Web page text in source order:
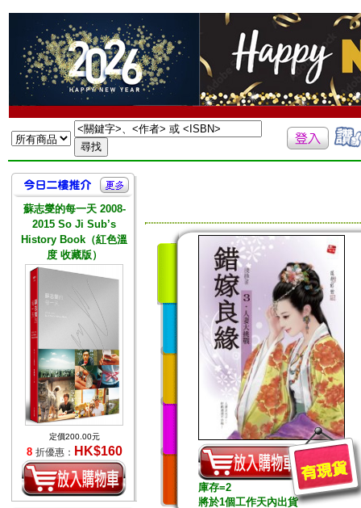
蘇志燮的每一天 2008-
2015 So Ji Sub’s
History Book（紅色溫
度 收藏版）
定價200.00元
8 折優惠： HK$160
庫存=2
將於1個工作天內出貨